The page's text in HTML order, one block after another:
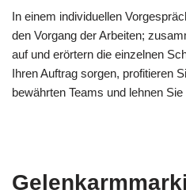
In einem individuellen
den Vorgang der Arbeiten;
auf und erörtern die einzelnen
Ihren Auftrag sorgen, profitieren
bewährten Teams und lehnen